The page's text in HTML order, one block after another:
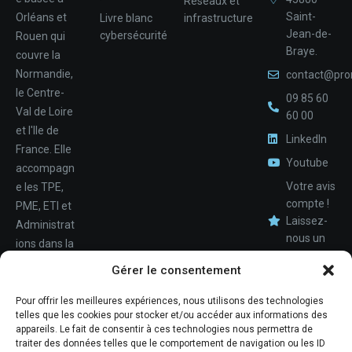
Gérer le consentement
Pour offrir les meilleures expériences, nous utilisons des technologies
telles que les cookies pour stocker et/ou accéder aux informations des
appareils. Le fait de consentir à ces technologies nous permettra de
traiter des données telles que le comportement de navigation ou les ID
Téléphone
Orléans et
Rouen qui
couvre la
Normandie,
le Centre-
Val de Loire
et l'Ile de
France. Elle
accompagn
e les TPE,
PME, ETI et
Administrat
ions dans la
déploiemen
t et la
maintenan
Livre blanc
cybersécurité
infrastructure
Saint-
Jean-de-
Braye.
09 85 60
60 00
LinkedIn
Youtube
Votre avis
compte !
Laissez-
nous un